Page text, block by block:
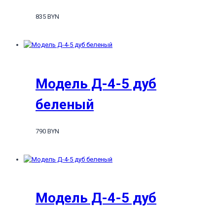
835 BYN
Модель Д-4-5 дуб
беленый
790 BYN
Модель Д-4-5 дуб